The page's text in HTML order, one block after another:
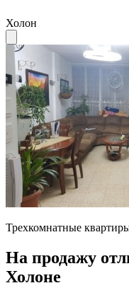
Холон
Трехкомнатные
На продажу
Холоне